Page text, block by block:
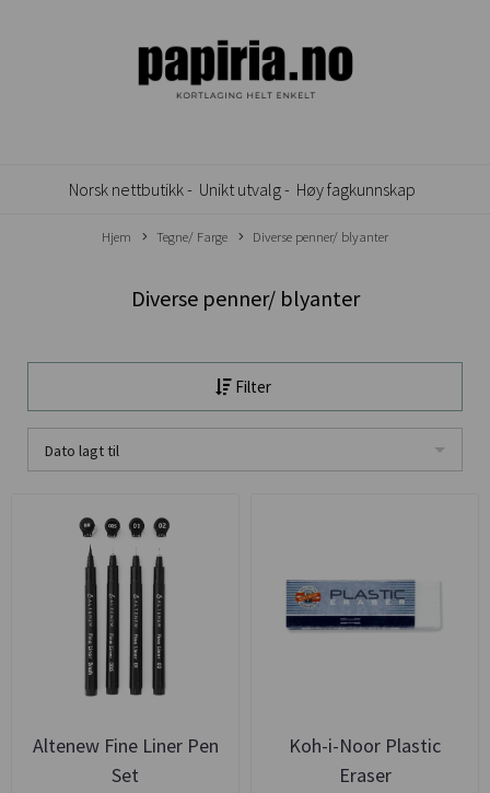
Norsk nettbutikk - Unikt utvalg - Høy fagkunnskap
Hjem Tegne/ Farge Diverse penner/ blyanter
Diverse penner/ blyanter
Filter
Dato lagt til
Altenew Fine Liner Pen
Set
Koh-i-Noor Plastic
Eraser